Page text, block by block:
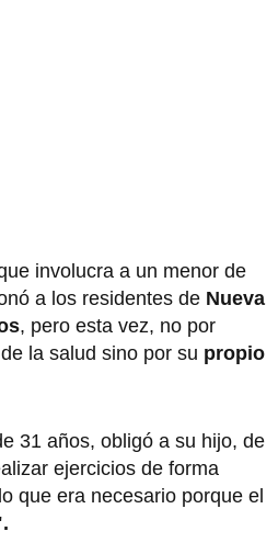
involucra a un menor de
a los residentes de Nueva
, pero esta vez, no por
la salud sino por su propio
31 años, obligó a su hijo, de
ejercicios de forma
que era necesario porque el